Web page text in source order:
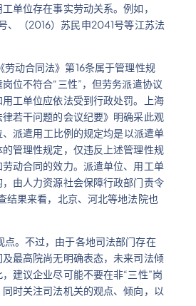
单位存在事实劳动关系。例如，
、（2016）苏民申2041号等江苏法
动合同法》第16条属于管理性规
位不符合“三性”，但劳务派遣协议
工单位应依法受到行政处罚。上海
若干问题的会议纪要》明确采此观
、派遣用工比例的规定均是以派遣单
管理性规定，仅违反上述管理性规
动合同的效力。派遣单位、用工单
由人力资源社会保障行政部门责令
结果来看，北京、河北等地法院也
。不过，由于各地司法部门存在
最高院尚无明确表态，未来司法倾
建议企业尽可能不要在非“三性”岗
时关注司法机关的观点、倾向，以